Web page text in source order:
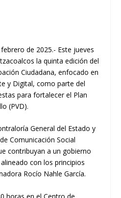
de 2025.- Este jueves
la quinta edición del
Ciudadana, enfocado en
y Digital, como parte del
para fortalecer el Plan
(PVD).
General del Estado y
Comunicación Social
contribuyan a un gobierno
con los principios
Rocío Nahle García.